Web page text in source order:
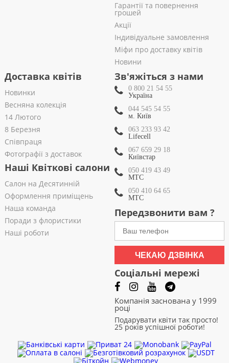
Гарантії та повернення
грошей
Акції
Індивідуальне замовлення
Міфи про доставку квітів
Новини
Доставка квітів
Новинки
Весняна колекція
14 Лютого
8 Березня
Співпраця
Фотографії з доставок
Наші Квіткові салони
Салон на Десятинній
Оформлення приміщень
Наша команда
Поради з флористики
Наші роботи
Зв'яжіться з нами
0 800 21 54 55
Україна
044 545 54 55
м. Київ
063 233 93 42
Lifecell
067 659 29 18
Київстар
050 419 43 49
МТС
050 410 64 65
МТС
Передзвонити вам ?
ЧЕКАЮ ДЗВІНКА
Соціальні мережі
Компанія заснована у 1999
році
Подарувати квіти так просто!
25 років успішної роботи!